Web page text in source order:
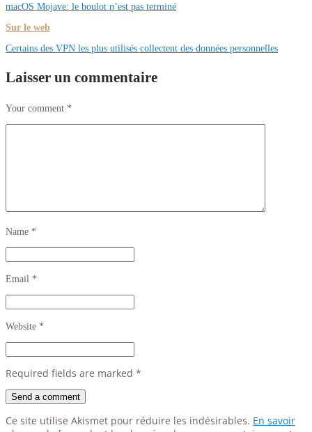
macOS Mojave: le boulot n’est pas terminé
Sur le web
Certains des VPN les plus utilisés collectent des données personnelles
Laisser un commentaire
Your comment *
Name *
Email *
Website *
Required fields are marked *
Ce site utilise Akismet pour réduire les indésirables. En savoir